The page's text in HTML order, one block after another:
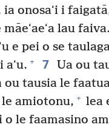
onosaʻi i
lau faiva.
e pei o se
+ 7 Ua ou
ou tausia le
le amiotonu, + lea
o le faamasino